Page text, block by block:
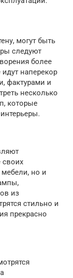
могут быть
следуют
более
наперекор
фактурами и
несколько
которые
своих
мебели, но и
из
стильно и
прекрасно